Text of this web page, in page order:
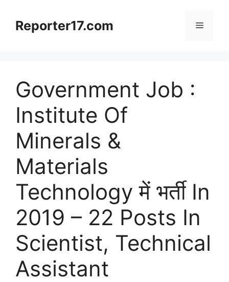
contentReporter17.com Menu
Government Job :
Institute Of
Minerals &
Materials
Technology में भर्ती In
2019 – 22 Posts In
Scientist, Technical
Assistant